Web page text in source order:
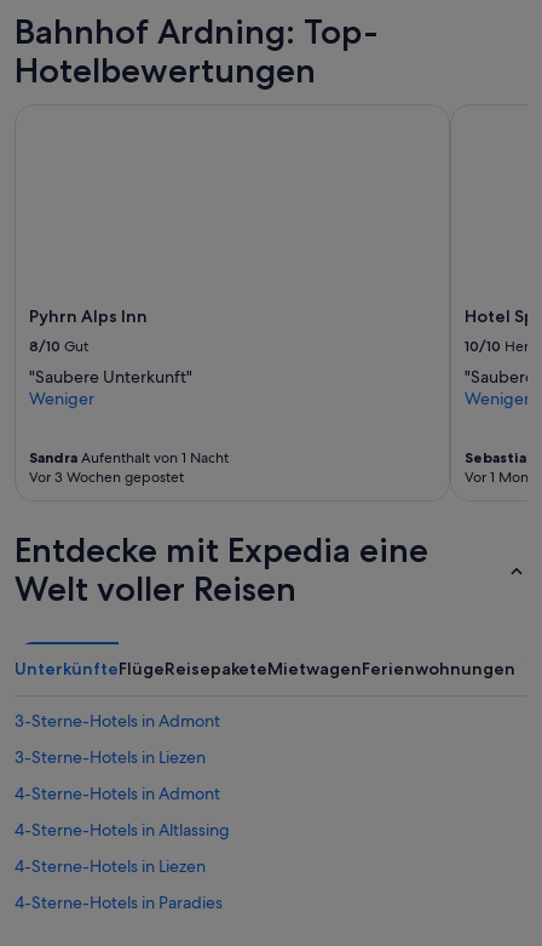
Bahnhof Ardning: Top-
Hotelbewertungen
Pyhrn Alps Inn
8/10 Gut
"Saubere Unterkunft"
Weniger
Sandra Aufenthalt von 1 Nacht
Vor 3 Wochen gepostet
Hotel
10/10
Weniger
Sebastian
Vor 1
Entdecke mit Expedia eine
Welt voller Reisen
UnterkünfteFlügeReisepaketeMietwagenFerienwohnungen
3-Sterne-Hotels in Admont
3-Sterne-Hotels in Liezen
4-Sterne-Hotels in Admont
4-Sterne-Hotels in Altlassing
4-Sterne-Hotels in Liezen
4-Sterne-Hotels in Paradies